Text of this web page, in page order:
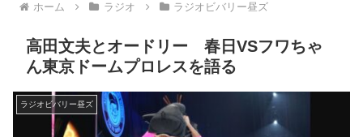
ホーム ラジオ ラジオビバリー昼ズ
高田文夫とオードリー 春日VSフワちゃ
ん東京ドームプロレスを語る
ラジオビバリー昼ズ